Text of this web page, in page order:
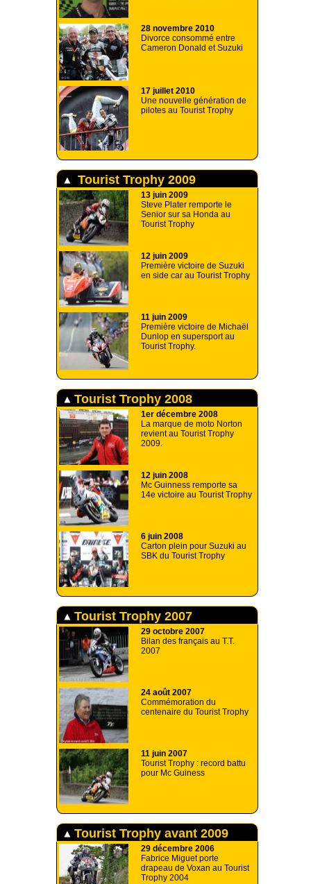
28 novembre 2010
Divorce consommé entre
Cameron Donald et Suzuki
17 juillet 2010
Une nouvelle génération de
pilotes au Tourist Trophy
Tourist Trophy 2009
13 juin 2009
Steve Plater remporte le
Senior sur sa Honda au
Tourist Trophy
12 juin 2009
Première victoire de Suzuki
en side car au Tourist Trophy
11 juin 2009
Première victoire de Michaël
Dunlop en supersport au
Tourist Trophy.
Tourist Trophy 2008
1er décembre 2008
La marque de moto Norton
revient au Tourist Trophy
2009.
12 juin 2008
Mc Guinness remporte sa
14e victoire au Tourist Trophy
6 juin 2008
Carton plein pour Suzuki au
SBK du Tourist Trophy
Tourist Trophy 2007
29 octobre 2007
Bilan des français au T.T.
2007
24 août 2007
Commémoration du
centenaire du Tourist Trophy
11 juin 2007
Tourist Trophy : record battu
pour Mc Guiness
Tourist Trophy avant 2009
29 décembre 2006
Fabrice Miguet porte
drapeau de Voxan au Tourist
Trophy 2004